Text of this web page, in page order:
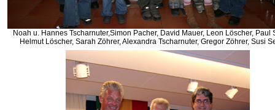
Noah u. Hannes Tscharnuter,Simon Pacher, David Mauer, Leon Löscher, Paul
Helmut Löscher, Sarah Zöhrer, Alexandra Tscharnuter, Gregor Zöhrer, Susi